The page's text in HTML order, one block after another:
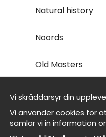
Et harum quidem rerum
Natural history
Noords
Old Masters
Wij zijn Wallnest
FAQ
Vi skräddarsyr din
Vi använder cookies för
samlar vi in information